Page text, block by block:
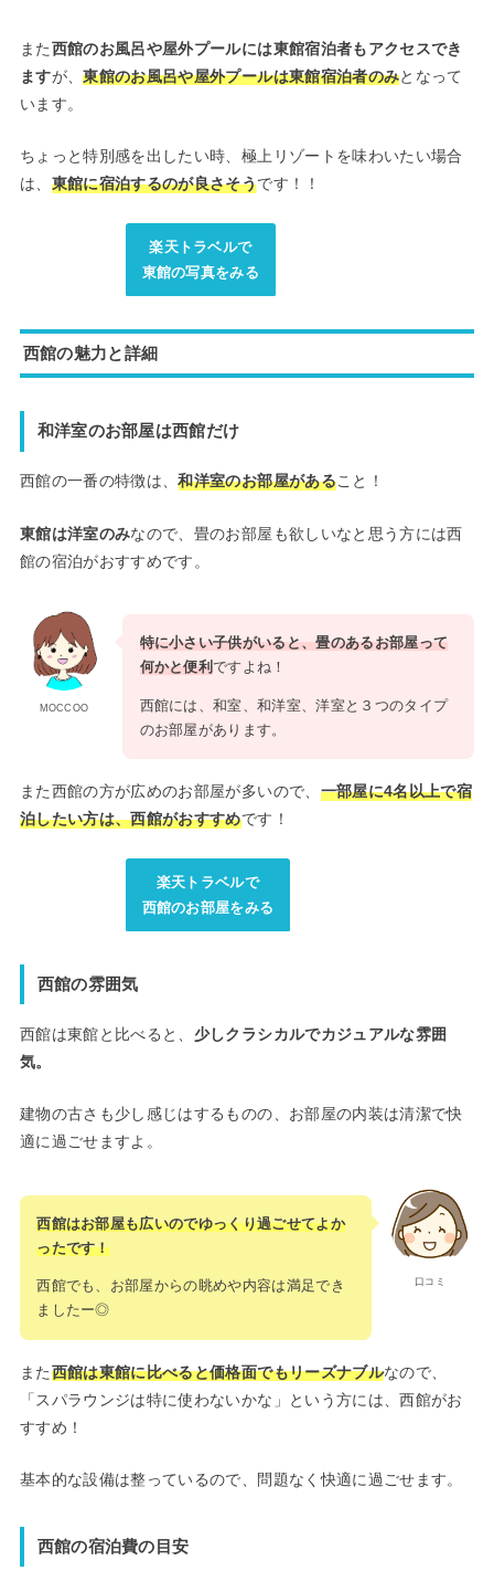
また西館のお風呂や屋外プールには東館宿泊者もアクセスでき
ますが、東館のお風呂や屋外プールは東館宿泊者のみとなって
います。
ちょっと特別感を出したい時、極上リゾートを味わいたい場合
は、 東館に宿泊するのが良さそうです！！
楽天トラベルで
東館の写真をみる
西館の魅力と詳細
和洋室のお部屋は西館だけ
西館の一番の特徴は、和洋室のお部屋があること！
東館は洋室のみなので、畳のお部屋も欲しいなと思う方には西
館の宿泊がおすすめです。
MOCCOO
特に小さい子供がいると、畳のあるお部屋って
何かと便利ですよね！
西館には、和室、和洋室、洋室と３つのタイプ
のお部屋があります。
また西館の方が広めのお部屋が多いので、 一部屋に4名以上で宿
泊したい方は、西館がおすすめです！
楽天トラベルで
西館のお部屋をみる
西館の雰囲気
西館は東館と比べると、 少しクラシカルでカジュアルな雰囲
気。
建物の古さも少し感じはするものの、お部屋の内装は清潔で快
適に過ごせますよ。
口コミ
西館はお部屋も広いのでゆっくり過ごせてよか
ったです！
西館でも、お部屋からの眺めや内容は満足でき
ましたー◎
また西館は東館に比べると価格面でもリーズナブルなので、
「スパラウンジは特に使わないかな」という方には、西館がお
すすめ！
基本的な設備は整っているので、問題なく快適に過ごせます。
西館の宿泊費の目安